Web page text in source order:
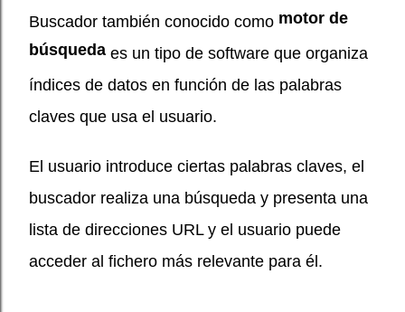
Buscador también conocido como motor de
búsqueda es un tipo de software que organiza
índices de datos en función de las palabras
claves que usa el usuario.
El usuario introduce ciertas palabras claves, el
buscador realiza una búsqueda y presenta una
lista de direcciones URL y el usuario puede
acceder al fichero más relevante para él.